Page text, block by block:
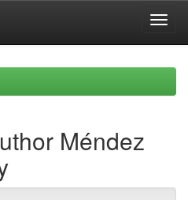
Méndez